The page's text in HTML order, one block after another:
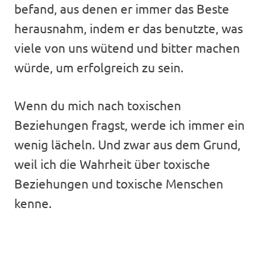
befand, aus denen er immer das Beste
herausnahm, indem er das benutzte, was
viele von uns wütend und bitter machen
würde, um erfolgreich zu sein.
Wenn du mich nach toxischen
Beziehungen fragst, werde ich immer ein
wenig lächeln. Und zwar aus dem Grund,
weil ich die Wahrheit über toxische
Beziehungen und toxische Menschen
kenne.